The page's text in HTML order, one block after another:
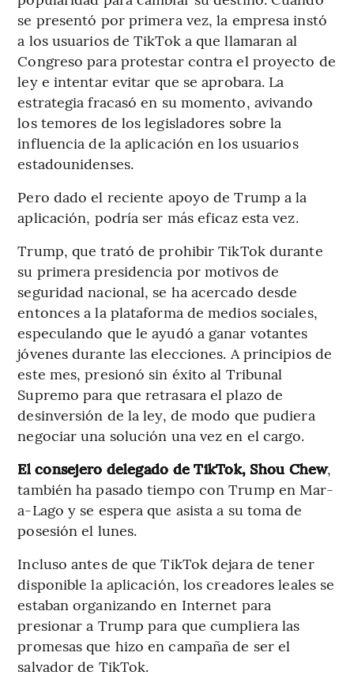
se presentó por primera vez, la empresa instó
a los usuarios de TikTok a que llamaran al
Congreso para protestar contra el proyecto de
ley e intentar evitar que se aprobara. La
estrategia fracasó en su momento, avivando
los temores de los legisladores sobre la
influencia de la aplicación en los usuarios
estadounidenses.
Pero dado el reciente apoyo de Trump a la
aplicación, podría ser más eficaz esta vez.
Trump, que trató de prohibir TikTok durante
su primera presidencia por motivos de
seguridad nacional, se ha acercado desde
entonces a la plataforma de medios sociales,
especulando que le ayudó a ganar votantes
jóvenes durante las elecciones. A principios de
este mes, presionó sin éxito al Tribunal
Supremo para que retrasara el plazo de
desinversión de la ley, de modo que pudiera
negociar una solución una vez en el cargo.
El consejero delegado de TikTok, Shou Chew,
también ha pasado tiempo con Trump en Mar-
a-Lago y se espera que asista a su toma de
posesión el lunes.
Incluso antes de que TikTok dejara de tener
disponible la aplicación, los creadores leales se
estaban organizando en Internet para
presionar a Trump para que cumpliera las
promesas que hizo en campaña de ser el
salvador de TikTok.